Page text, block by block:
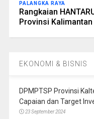
PALANGKA RAYA
Rangkaian
Provinsi
EKONOMI & BISNIS
DPMPTSP Provinsi
Capaian dan Target
23 September 2024